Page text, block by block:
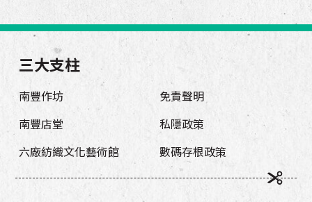
三大支柱
南豐作坊
南豐店堂
六廠紡織文化藝術館
免責聲明
私隱政策
數碼存根政策